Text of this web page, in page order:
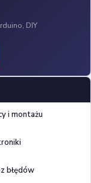
DIY
i montażu
błędów